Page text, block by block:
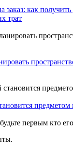
заказ: как
трат
предметом
первым кто